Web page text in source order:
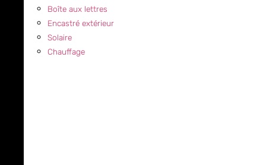
Boîte aux lettres
Encastré extérieur
Solaire
Chauffage